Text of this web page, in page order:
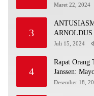
Maret 22, 2024
3
Juli 15, 2024
4
Rapat Orang
Janssen:
Desember 18,